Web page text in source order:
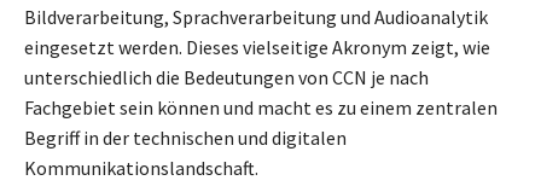
Bildverarbeitung, Sprachverarbeitung und Audioanalytik
eingesetzt werden. Dieses vielseitige Akronym zeigt, wie
unterschiedlich die Bedeutungen von CCN je nach
Fachgebiet sein können und macht es zu einem zentralen
Begriff in der technischen und digitalen
Kommunikationslandschaft.